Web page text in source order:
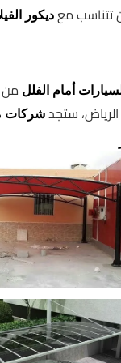
تتناسب معديكور
أمام الفلل من
ستجدشركات